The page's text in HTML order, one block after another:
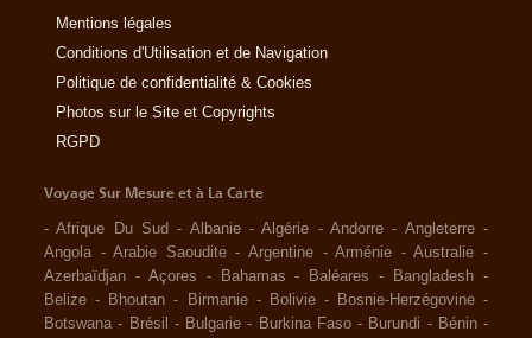
Mentions légales
Conditions d'Utilisation et de Navigation
Politique de confidentialité & Cookies
Photos sur le Site et Copyrights
RGPD
Voyage Sur Mesure et à La Carte
-Afrique Du Sud - Albanie -Algérie -Andorre - Angleterre -
Angola -Arabie Saoudite -Argentine -Arménie -Australie -
Azerbaïdjan - Açores - Bahamas - Baléares - Bangladesh -
Belize - Bhoutan - Birmanie - Bolivie - Bosnie-Herzégovine -
Botswana - Brésil - Bulgarie - Burkina Faso - Burundi - Bénin -